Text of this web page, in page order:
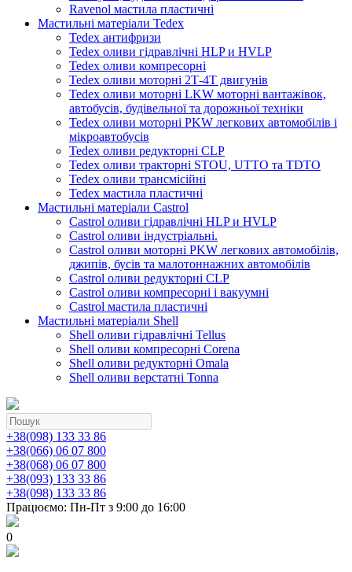
Ravenol мастила пластичні
Мастильні матеріали Tedex
Tedex антифризи
Tedex оливи гідравлічні HLP и HVLP
Tedex оливи компресорні
Tedex оливи моторні 2Т-4Т двигунів
Tedex оливи моторні LKW моторні вантажівок,
автобусів, будівельної та дорожньої техніки
Tedex оливи моторні PKW легкових автомобілів і
мікроавтобусів
Tedex оливи редукторні CLP
Tedex оливи тракторні STOU, UTTO та TDTO
Tedex оливи трансмісійні
Tedex мастила пластичні
Мастильні матеріали Castrol
Castrol оливи гідравлічні HLP и HVLP
Castrol оливи індустріальні.
Castrol оливи моторні PKW легкових автомобілів,
джипів, бусів та малотоннажних автомобілів
Castrol оливи редукторні CLP
Castrol оливи компресорні і вакуумні
Castrol мастила пластичні
Мастильні матеріали Shell
Shell оливи гідравлічні Tellus
Shell оливи компресорні Corena
Shell оливи редукторні Omala
Shell оливи верстатні Tonna
+38(098) 133 33 86
+38(066) 06 07 800
+38(068) 06 07 800
+38(093) 133 33 86
+38(098) 133 33 86
Працюємо: Пн-Пт з 9:00 до 16:00
0